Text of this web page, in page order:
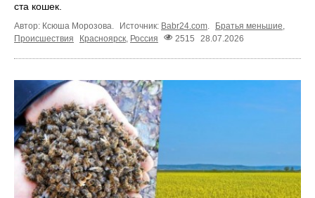
ста кошек.
Автор: Ксюша Морозова. Источник: Babr24.com. Братья меньшие,
Происшествия
Красноярск Россия 2515 28.07.2026